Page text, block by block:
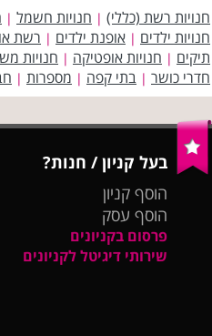
חנויות רשת (כללי) | חנויות חשמל |
חנויות ילדים | אופנת ילדים | רשת
תיקים | חנויות אופטיקה | חנויות
חדרי כושר | בתי קפה | מספרות |
בעל קניון / חנות?
הוסף קניון
הוסף עסק
פרסום בקניונים
שירותי דיגיטל לקניונים